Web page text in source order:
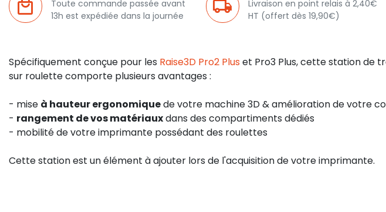
Toute commande passée avant
13h est expédiée dans la journée
Livraison en point relais à 2,40€
HT (offert dès 19,90€)
Spécifiquement conçue pour les Raise3D Pro2 Plus et Pro3 Plus, cette station de
sur roulette comporte plusieurs avantages :
- mise à hauteur ergonomiquede votre machine 3D & amélioration de votre
- rangement de vos matériauxdans des compartiments dédiés
- mobilité de votre imprimante possédant des roulettes
Cette station est un élément à ajouter lors de l'acquisition de votre imprimante.